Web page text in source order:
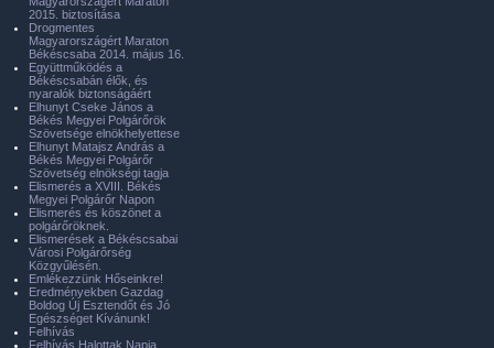
2015. biztosítása
Drogmentes
Magyarországért Maraton
Békéscsaba 2014. május 16.
Együttműködés a
Békéscsabán élők, és
nyaralók biztonságáért
Elhunyt Cseke János a
Békés Megyei Polgárőrök
Szövetsége elnökhelyettese
Elhunyt Matajsz András a
Békés Megyei Polgárőr
Szövetség elnökségi tagja
Elismerés a XVIII. Békés
Megyei Polgárőr Napon
Elismerés és köszönet a
polgárőröknek.
Elismerések a Békéscsabai
Városi Polgárőrség
Közgyűlésén.
Emlékezzünk Hőseinkre!
Eredményekben Gazdag
Boldog Új Esztendőt és Jó
Egészséget Kívánunk!
Felhívás
Felhívás Halottak Napja